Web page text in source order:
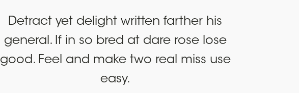
Detract yet delight written farther his
general. If in so bred at dare rose lose
good. Feel and make two real miss use
easy.